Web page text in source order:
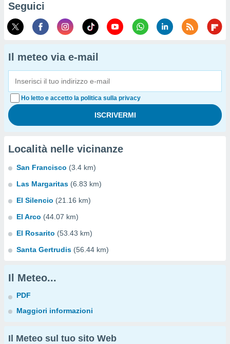
Seguici
Il meteo via e-mail
Ho letto e accetto la politica sulla privacy
Località nelle vicinanze
San Francisco (3.4 km)
Las Margaritas (6.83 km)
El Silencio (21.16 km)
El Arco (44.07 km)
El Rosarito (53.43 km)
Santa Gertrudis (56.44 km)
Il Meteo...
PDF
Maggiori informazioni
Il Meteo sul tuo sito Web